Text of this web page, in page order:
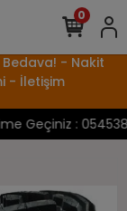
Bedava! - Nakit
- İletişim
Geçiniz :
0